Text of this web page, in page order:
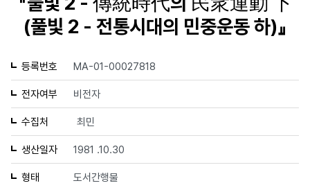
(풀빛 2 - 전통시대의 민중운동 하)』
등록번호 MA-01-00027818
전자여부 비전자
수집처 최민
생산일자 1981 .10.30
형태 도서간행물